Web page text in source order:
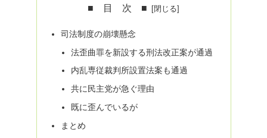
■ 目 次 ■
司法制度の崩壊懸念
法歪曲罪を新設する刑法改正案が通過
内乱専従裁判所設置法案も通過
共に民主党が急ぐ理由
既に歪んでいるが
まとめ